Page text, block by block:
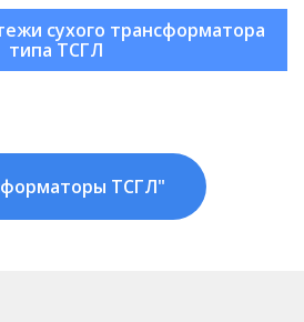
сухого трансформатора
типа ТСГЛ
ТСГЛ"